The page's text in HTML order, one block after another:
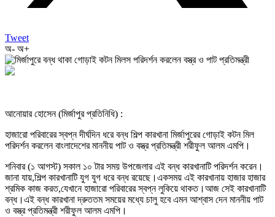
Tweet
অ- অ+
আনোয়ার হোসেন (মির্জাপুর প্রতিনিধি) :
হাজারো পরিবারের স্বপ্ন দীর্ঘদিন ধরে বন্ধ শিল্প কারখানা মির্জাপুরের গোড়াই কটন মিল
পরিদর্শন করলেন বাংলাদেশের মাননীয় পাট ও বস্ত্র প্রতিমন্ত্রী শরীফুল আলম এমপি।
শনিবার (১ আগস্ট) সকাল ১০ টার সময় উপজেলার এই বন্ধ কারখানাটি পরিদর্শন করেন।
জানা যায়,শিল্প কারখানাটি যুগ যুগ ধরে বন্ধ রয়েছে।একসময় এই কারখানায় হাজার হাজার
শ্রমিক কাজ করত,যেখানে হাজারো পরিবারের স্বপ্ন লুকিয়ে থাকত।আজ সেই কারখানাটি
বন্ধ।এই বন্ধ কারখানা দ্রুততম সময়ের মধ্যে চালু হবে এমন আশ্বাস দেন মাননীয় পাট
ও বস্ত্র প্রতিমন্ত্রী শরীফুল আলম এমপি।